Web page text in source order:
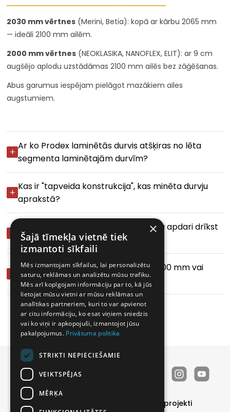
2030 mm vērtnes (Merini, Betia): kopā ar kārbu 2065 mm
— ideāli 2100 mm ailēm.
2000 mm vērtnes (NEOKLASIKA, NANOFLEX, ELIT): ar 9 cm
augšējo aplodu uzstādāmas 2100 mm ailēs bez zāģēšanas.
Abus garumus iespējam pielāgot mazākiem ailes
augstumiem.
Ar ko Prodex laminētās durvis atšķiras no lēta
segmenta laminētajām durvīm?
Kas ir "tapveida konstrukcija", kas minēta durvju
aprakstā?
Vai laminētās durvis ar polipropilēna apdari drīkst
kopt ar sadzīves ķīmiju?
Kā zināt, vai manai ailei izvēlēties 2000 mm vai
2030 mm vērtni?
Durvis
Realizētie projekti
×
Šajā tīmekļa vietnē tiek
izmantoti sīkfaili
Mēs izmantojam sīkfailus, lai personalizētu
saturu, reklāmas un analizētu mūsu trafiku.
Mēs arī kopīgojam informāciju par to, kā jūs
lietojat mūsu vietni ar mūsu reklāmas un
analītikas partneriem, kuri to var apvienot
ar citu informāciju, ko esat viņiem sniedzis
vai ko viņi ir apkopojuši, izmantojot jūsu
pakalpojumus. Privātuma politika
STRIKTI NEPIECIEŠAMIE
VEIKTSPĒJAS
MĒRĶA